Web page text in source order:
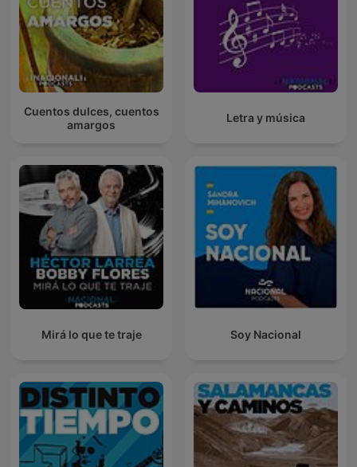
Cuentos dulces, cuentos
amargos
Letra y música
Mirá lo que te traje Soy Nacional